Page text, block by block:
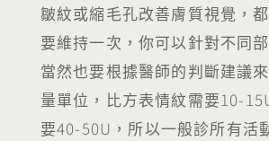
皺紋或縮毛孔改善膚質視覺，
要維持一次，你可以針對不同
當然也要根據醫師的判斷建議
量單位，比方表情紋需要10-
要40-50U，所以一般診所有活